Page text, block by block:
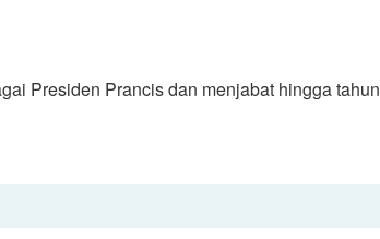
Presiden Prancis dan menjabat hingga tahun